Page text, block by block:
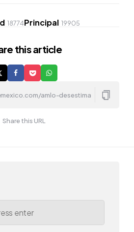
18774Principal 19905
this article
Share this URL